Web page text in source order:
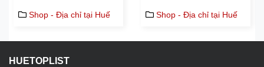
Shop - Địa chỉ tại Huế Shop - Địa chỉ tại Huế
HUETOPLIST